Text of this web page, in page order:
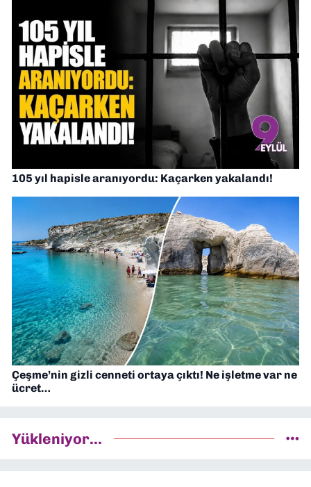
105 yıl hapisle aranıyordu: Kaçarken yakalandı!
Çeşme’nin gizli cenneti ortaya çıktı! Ne işletme var ne
ücret…
Yükleniyor...